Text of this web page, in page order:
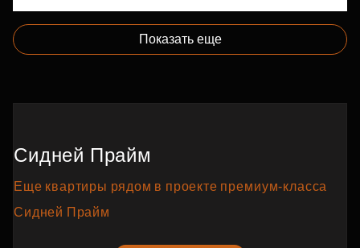
Показать еще
Сидней Прайм
Еще квартиры рядом в проекте премиум‑класса
Сидней Прайм